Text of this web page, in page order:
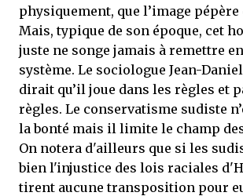
physiquement, que l’image pépère
Mais, typique de son époque, cet
juste ne songe jamais à remettre
système. Le sociologue Jean-
dirait qu’il joue dans les règles et
règles. Le conservatisme sudiste
la bonté mais il limite le champ
On notera d'ailleurs que si les
bien l'injustice des lois raciales
tirent aucune transposition pour